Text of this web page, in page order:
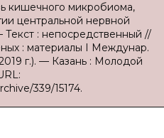
кишечного микробиома,
центральной нервной
: непосредственный //
: материалы I Междунар.
г.). — Казань : Молодой
339/15174.